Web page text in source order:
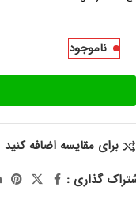
ناموجود
برای مقایسه اضافه کنید
گذاری :